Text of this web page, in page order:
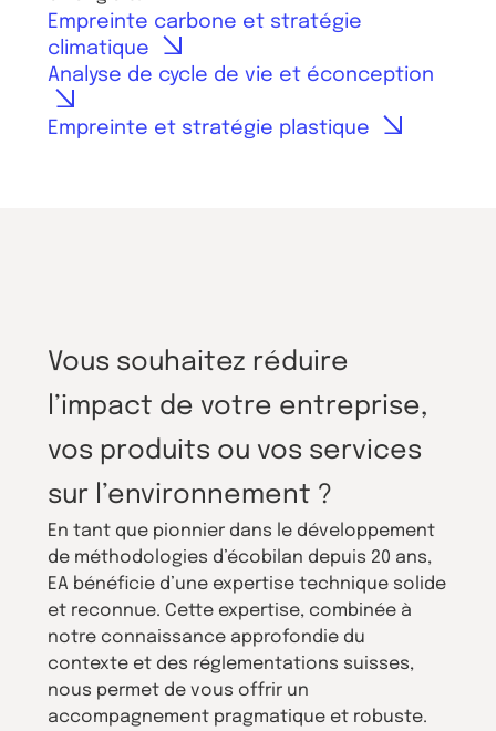
Empreinte carbone et stratégie
climatique
Analyse de cycle de vie et éconception
Empreinte et stratégie plastique
Vous souhaitez réduire
l’impact de votre entreprise,
vos produits ou vos services
sur l’environnement ?
En tant que pionnier dans le développement
de méthodologies d’écobilan depuis 20 ans,
EA bénéficie d’une expertise technique solide
et reconnue. Cette expertise, combinée à
notre connaissance approfondie du
contexte et des réglementations suisses,
nous permet de vous offrir un
accompagnement pragmatique et robuste.